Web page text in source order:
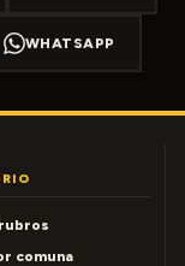
WHATSAPP
comuna